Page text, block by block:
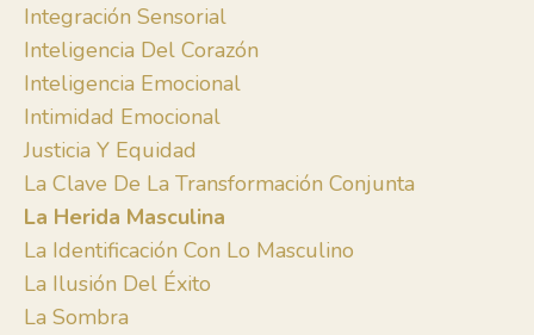
Integración Sensorial
Inteligencia Del Corazón
Inteligencia Emocional
Intimidad Emocional
Justicia Y Equidad
La Clave De La Transformación Conjunta
La Herida Masculina
La Identificación Con Lo Masculino
La Ilusión Del Éxito
La Sombra